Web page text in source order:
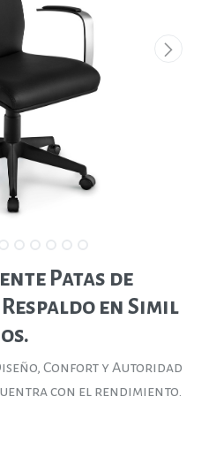
Patas de
en Simil
Confort y Autoridad
con el rendimiento.